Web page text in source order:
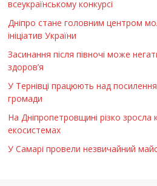
всеукраїнському конкурсі
Дніпро стане головним центром
ініціатив України
Засинання після півночі може
здоров’я
У Тернівці працюють над
громади
На Дніпропетровщині різко зросла
екосистемах
У Самарі провели незвичайний